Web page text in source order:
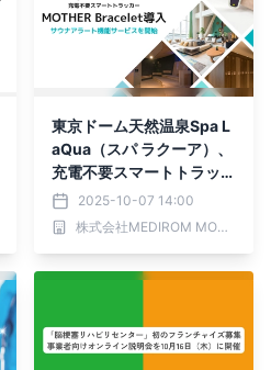
東京ドーム天然温泉Spa L
aQua（スパ ラクーア）、
充電不要スマートトラッカ
ー『MOTHER Bracelet』
導入で館内体験を革新
2025-10-07 14:00
株式会社MEDIROM MOTHER Labs